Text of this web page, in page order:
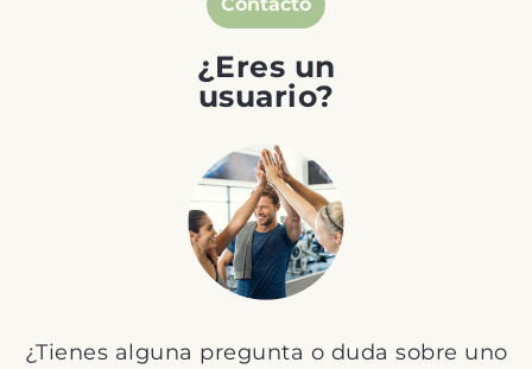
¿Eres un
usuario?
¿Tienes alguna pregunta o duda sobre uno